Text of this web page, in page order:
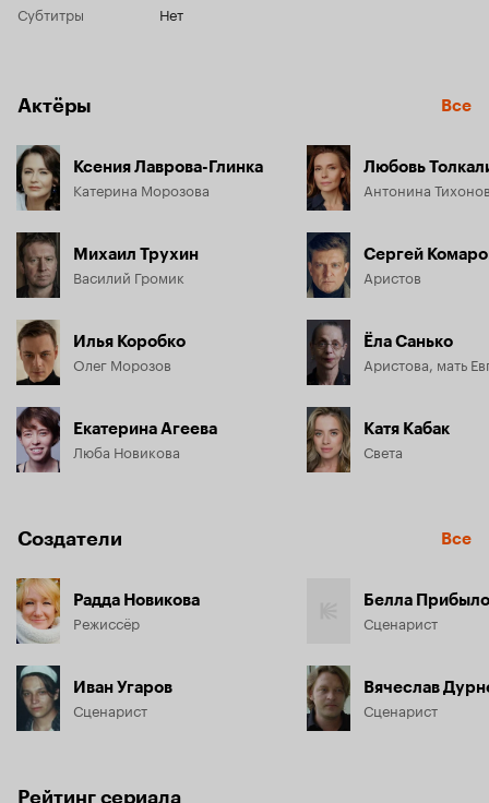
Субтитры Нет
Актёры Все
Ксения Лаврова-Глинка
Катерина Морозова
Михаил Трухин
Василий Громик
Илья Коробко
Олег Морозов
Екатерина Агеева
Люба Новикова
Любовь
Антонина
Сергей
Аристов
Ёла Санько
Аристова, мать
Катя Кабак
Света
Создатели Все
Радда Новикова
Режиссёр
Иван Угаров
Сценарист
Белла
Сценарист
Вячеслав
Сценарист
Рейтинг сериала